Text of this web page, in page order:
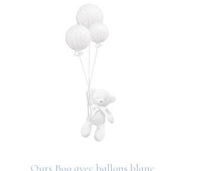
Ours Boo avec ballons blanc